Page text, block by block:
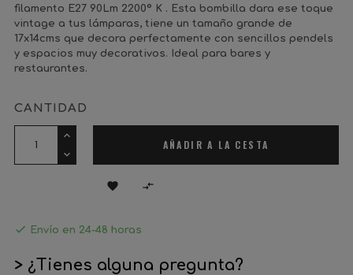
filamento E27 90Lm 2200º K . Esta bombilla dara ese toque
vintage a tus lámparas, tiene un tamaño grande de
17x14cms que decora perfectamente con sencillos pendels
y espacios muy decorativos. Ideal para bares y
restaurantes.
CANTIDAD
AÑADIR A LA CESTA
 
 Envío en 24-48 horas
> ¿Tienes alguna pregunta?